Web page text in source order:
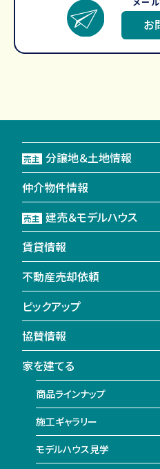
お
売主 分譲地＆土地情報
仲介物件情報
売主 建売＆モデルハウス
賃貸情報
不動産売却依頼
ピックアップ
協賛情報
家を建てる
商品ラインナップ
施工ギャラリー
モデルハウス見学